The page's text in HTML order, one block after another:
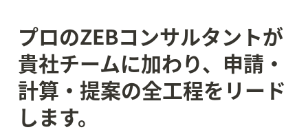
プロのZEBコンサルタントが
貴社チームに加わり、申請・
計算・提案の全工程をリード
します。